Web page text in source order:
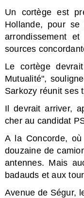
Un cortège est
Hollande, pour
arrondissement
sources
Le cortège
Mutualité",
Sarkozy réunit ses
Il devrait arriver,
cher au candidat
A la Concorde,
douzaine de
antennes. Mais
badauds et aux
Avenue de Ségur,